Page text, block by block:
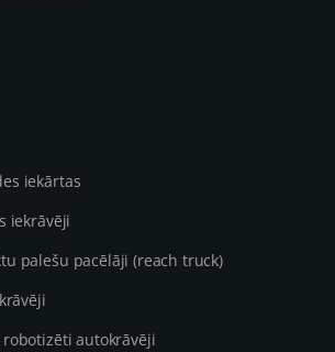
iekārtas
iekrāvēji
palešu pacēlāji (reach truck)
autokrāvēji